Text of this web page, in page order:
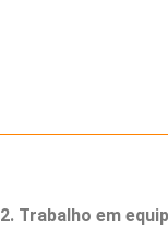
2. Trabalho em